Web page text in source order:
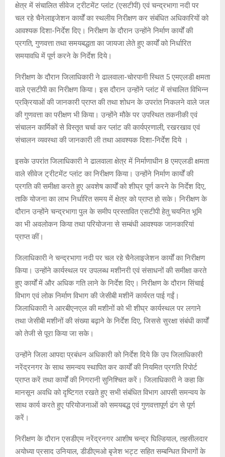
क्षेत्र में संचालित सीवेज ट्रीटमेंट प्लांट (एसटीपी) एवं चन्द्रभागा नदी पर
चल रहे चैनेलाइजेशन कार्यों का स्थलीय निरीक्षण कर संबंधित अधिकारियों को
आवश्यक दिशा-निर्देश दिए। निरीक्षण के दौरान उन्होंने निर्माण कार्यों की
प्रगति, गुणवत्ता तथा समयबद्धता का जायजा लेते हुए कार्यों को निर्धारित
समयावधि में पूर्ण करने के निर्देश दिये।
निरीक्षण के दौरान जिलाधिकारी ने ढालवाला-चोरपानी स्थित 5 एमएलडी क्षमता
वाले एसटीपी का निरीक्षण किया। इस दौरान उन्होंने प्लांट में संचालित विभिन्न
प्रक्रियाओं की जानकारी प्राप्त की तथा शोधन के उपरांत निकलने वाले जल
की गुणवत्ता का परीक्षण भी किया। उन्होंने मौके पर उपस्थित तकनीकी एवं
संचालन कार्मिकों से विस्तृत चर्चा कर प्लांट की कार्यप्रणाली, रखरखाव एवं
संचालन व्यवस्था की जानकारी ली तथा आवश्यक दिशा-निर्देश दिये ।
इसके उपरांत जिलाधिकारी ने ढालवाला क्षेत्र में निर्माणाधीन 8 एमएलडी क्षमता
वाले सीवेज ट्रीटमेंट प्लांट का निरीक्षण किया। उन्होंने निर्माण कार्यों की
प्रगति की समीक्षा करते हुए अवशेष कार्यों को शीघ्र पूर्ण करने के निर्देश दिए,
ताकि योजना का लाभ निर्धारित समय में क्षेत्र को प्राप्त हो सके। निरीक्षण के
दौरान उन्होंने चन्द्रभागा पुल के समीप प्रस्तावित एसटीपी हेतु चयनित भूमि
का भी अवलोकन किया तथा परियोजना से सम्बंधी आवश्यक जानकारियां
प्राप्त कीं।
जिलाधिकारी ने चन्द्रभागा नदी पर चल रहे चैनेलाइजेशन कार्यों का निरीक्षण
किया। उन्होंने कार्यस्थल पर उपलब्ध मशीनरी एवं संसाधनों की समीक्षा करते
हुए कार्यों में और अधिक गति लाने के निर्देश दिए। निरीक्षण के दौरान सिंचाई
विभाग एवं लोक निर्माण विभाग की जेसीबी मशीनें कार्यरत पाई गईं।
जिलाधिकारी ने आरबीएनएल की मशीनों को भी शीघ्र कार्यस्थल पर लगाने
तथा जेसीबी मशीनों की संख्या बढ़ाने के निर्देश दिए, जिससे सुरक्षा संबंधी कार्यों
को तेजी से पूरा किया जा सके।
उन्होंने जिला आपदा प्रबंधन अधिकारी को निर्देश दिये कि उप जिलाधिकारी
नरेंद्रनगर के साथ समन्वय स्थापित कर कार्यों की नियमित प्रगति रिपोर्ट
प्राप्त करें तथा कार्यों की निगरानी सुनिश्चित करें। जिलाधिकारी ने कहा कि
मानसून अवधि को दृष्टिगत रखते हुए सभी संबंधित विभाग आपसी समन्वय के
साथ कार्य करते हुए परियोजनाओं को समयबद्ध एवं गुणवत्तापूर्ण ढंग से पूर्ण
करें।
निरीक्षण के दौरान एसडीएम नरेंद्रनगर आशीष चन्द्र घिल्डियाल, तहसीलदार
अयोध्या प्रसाद उनियाल, डीडीएमओ बृजेश भट्ट सहित सम्बन्धित विभागों के